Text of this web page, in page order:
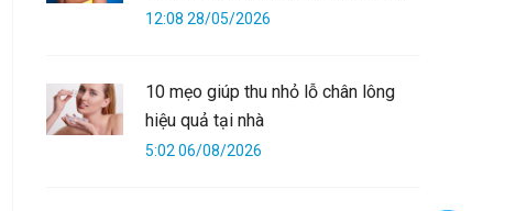
12:08 28/05/2026
10 mẹo giúp thu nhỏ lỗ chân lông
hiệu quả tại nhà
5:02 06/08/2026